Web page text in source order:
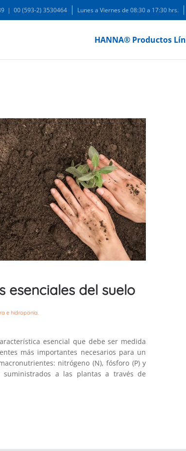
| 00 (593-2) 3530464 Lunes a Viernes de 08:30 a 17:30 hrs.
HANNA® Productos
esenciales del suelo
e hidroponía
esencial que debe ser medida
más importantes necesarios para un
nitrógeno (N), fósforo (P) y
suministrados a las plantas a través de